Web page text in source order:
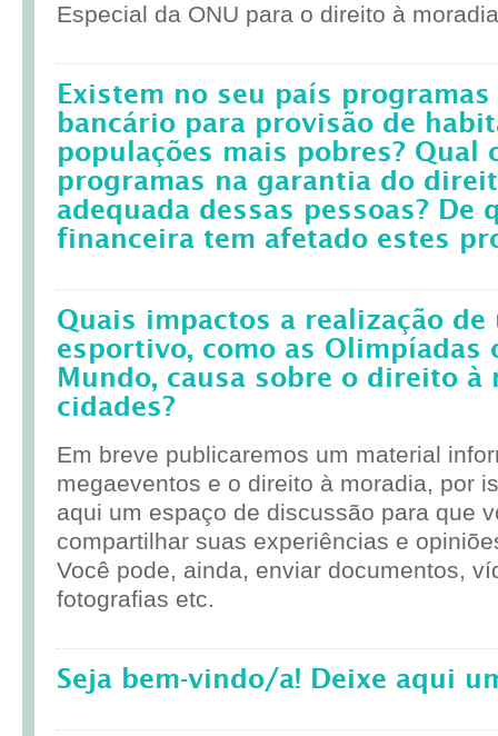
Especial da ONU para o direito à
Existem no seu país
bancário para provisão de
populações mais pobres? Qual
programas na garantia do
adequada dessas pessoas? De
financeira tem afetado estes
Quais impactos a realização de
esportivo, como as Olimpíadas
Mundo, causa sobre o direito à
cidades?
Em breve publicaremos um material
megaeventos e o direito à moradia, por
aqui um espaço de discussão para que
compartilhar suas experiências e
Você pode, ainda, enviar documentos,
fotografias etc.
Seja bem-vindo/a! Deixe aqui